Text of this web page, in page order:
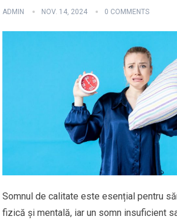
ADMIN NOV. 14, 2024 0 COMMENTS
Somnul de calitate este esențial pentru
fizică și mentală, iar un somn insuficient